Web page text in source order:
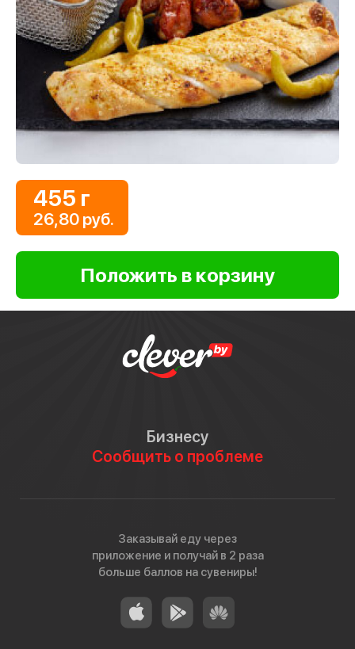
455 г
26,80 руб.
Бизнесу
Сообщить о проблеме
Заказывай еду через
приложение и получай в 2 раза
больше баллов на сувениры!